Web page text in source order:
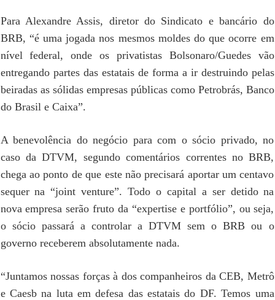
Para Alexandre Assis, diretor do Sindicato e bancário do
BRB, “é uma jogada nos mesmos moldes do que ocorre em
nível federal, onde os privatistas Bolsonaro/Guedes vão
entregando partes das estatais de forma a ir destruindo pelas
beiradas as sólidas empresas públicas como Petrobrás, Banco
do Brasil e Caixa”.
A benevolência do negócio para com o sócio privado, no
caso da DTVM, segundo comentários correntes no BRB,
chega ao ponto de que este não precisará aportar um centavo
sequer na “joint venture”. Todo o capital a ser detido na
nova empresa serão fruto da “expertise e portfólio”, ou seja,
o sócio passará a controlar a DTVM sem o BRB ou o
governo receberem absolutamente nada.
“Juntamos nossas forças à dos companheiros da CEB, Metrô
e Caesb na luta em defesa das estatais do DF. Temos uma